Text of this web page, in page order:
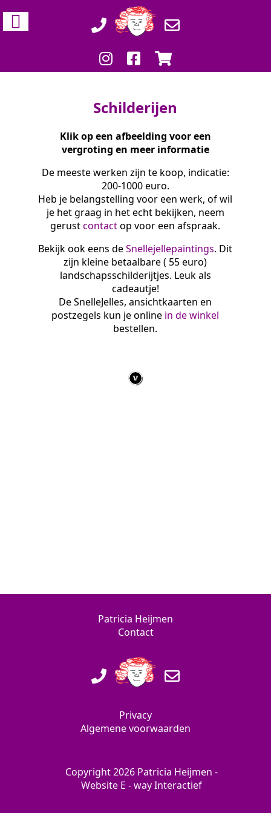
Schilderijen
Klik op een afbeelding voor een
vergroting en meer informatie
De meeste werken zijn te koop, indicatie:
200-1000 euro.
Heb je belangstelling voor een werk, of wil
je het graag in het echt bekijken, neem
gerustcontactop voor een afspraak.
Bekijk ook eens deSnellejellepaintings. Dit
zijn kleine betaalbare ( 55 euro)
landschapsschilderijtjes. Leuk als
cadeautje!
De SnelleJelles, ansichtkaarten en
postzegels kun je online in de winkel
bestellen.
Patricia Heijmen
Contact
Privacy
Algemene voorwaarden
Copyright 2026 Patricia Heijmen -
Website E - way Interactief